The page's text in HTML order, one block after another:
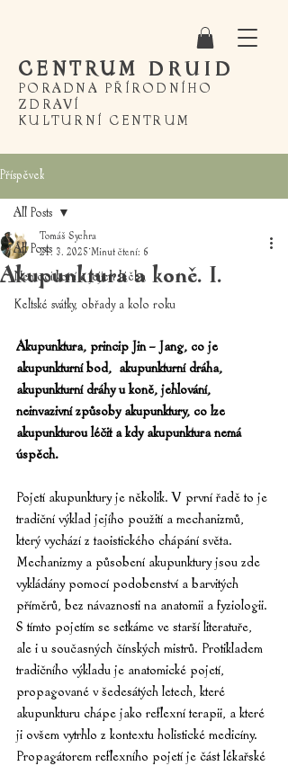
CENTRUM DRUID
PORADNA PŘÍRODNÍHO
ZDRAVÍ
KULTURNÍ CENTRUM
Příspěvek
All Posts
Nemoci koní a jejich léčba
Keltské svátky, obřady a kolo roku
All Posts
Akupunktura a koně. I.
Tomáš Sychra
24. 3. 2025 Minut čtení: 6
Akupunktura, princip Jin – Jang, co je
akupunkturní bod,  akupunkturní dráha,
akupunkturní dráhy u koně, jehlování,
neinvazivní způsoby akupunktury, co lze
akupunkturou léčit a kdy akupunktura nemá
úspěch.
Pojetí akupunktury je několik. V první řadě to je
tradiční výklad jejího použití a mechanizmů,
který vychází z taoistického chápání světa.
Mechanizmy a působení akupunktury jsou zde
vykládány pomocí podobenství a barvitých
příměrů, bez návaznosti na anatomii a fyziologii.
S tímto pojetím se setkáme ve starší literatuře,
ale i u současných čínských mistrů. Protikladem
tradičního výkladu je anatomické pojetí,
propagované v šedesátých letech, které
akupunkturu chápe jako reflexní terapii, a které
ji ovšem vytrhlo z kontextu holistické medicíny.
Propagátorem reflexního pojetí je část lékařské